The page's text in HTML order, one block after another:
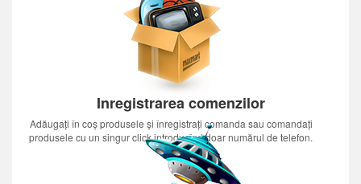
Inregistrarea comenzilor
Adăugați în coș produsele și înregistrați comanda sau comandați
produsele cu un singur click introducînd doar numărul de telefon.